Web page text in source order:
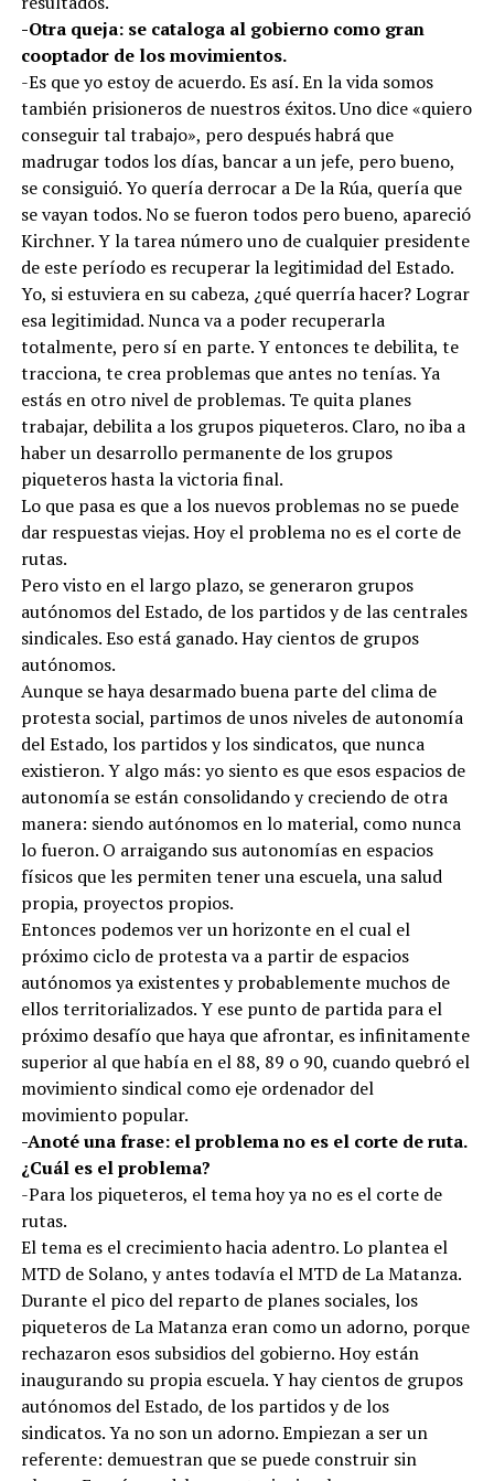
-Otra queja: se cataloga al gobierno como gran
cooptador de los movimientos.
-Es que yo estoy de acuerdo. Es así. En la vida somos
también prisioneros de nuestros éxitos. Uno dice «quiero
conseguir tal trabajo», pero después habrá que
madrugar todos los días, bancar a un jefe, pero bueno,
se consiguió. Yo quería derrocar a De la Rúa, quería que
se vayan todos. No se fueron todos pero bueno, apareció
Kirchner. Y la tarea número uno de cualquier presidente
de este período es recuperar la legitimidad del Estado.
Yo, si estuviera en su cabeza, ¿qué querría hacer? Lograr
esa legitimidad. Nunca va a poder recuperarla
totalmente, pero sí en parte. Y entonces te debilita, te
tracciona, te crea problemas que antes no tenías. Ya
estás en otro nivel de problemas. Te quita planes
trabajar, debilita a los grupos piqueteros. Claro, no iba a
haber un desarrollo permanente de los grupos
piqueteros hasta la victoria final.
Lo que pasa es que a los nuevos problemas no se puede
dar respuestas viejas. Hoy el problema no es el corte de
rutas.
Pero visto en el largo plazo, se generaron grupos
autónomos del Estado, de los partidos y de las centrales
sindicales. Eso está ganado. Hay cientos de grupos
autónomos.
Aunque se haya desarmado buena parte del clima de
protesta social, partimos de unos niveles de autonomía
del Estado, los partidos y los sindicatos, que nunca
existieron. Y algo más: yo siento es que esos espacios de
autonomía se están consolidando y creciendo de otra
manera: siendo autónomos en lo material, como nunca
lo fueron. O arraigando sus autonomías en espacios
físicos que les permiten tener una escuela, una salud
propia, proyectos propios.
Entonces podemos ver un horizonte en el cual el
próximo ciclo de protesta va a partir de espacios
autónomos ya existentes y probablemente muchos de
ellos territorializados. Y ese punto de partida para el
próximo desafío que haya que afrontar, es infinitamente
superior al que había en el 88, 89 o 90, cuando quebró el
movimiento sindical como eje ordenador del
movimiento popular.
-Anoté una frase: el problema no es el corte de ruta.
¿Cuál es el problema?
-Para los piqueteros, el tema hoy ya no es el corte de
rutas.
El tema es el crecimiento hacia adentro. Lo plantea el
MTD de Solano, y antes todavía el MTD de La Matanza.
Durante el pico del reparto de planes sociales, los
piqueteros de La Matanza eran como un adorno, porque
rechazaron esos subsidios del gobierno. Hoy están
inaugurando su propia escuela. Y hay cientos de grupos
autónomos del Estado, de los partidos y de los
sindicatos. Ya no son un adorno. Empiezan a ser un
referente: demuestran que se puede construir sin